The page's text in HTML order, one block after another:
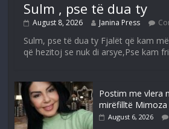
Sulm , pse të dua ty
August 8, 2026 Janina Press
Sulm, pse të dua ty Fjalët që kam
që hezitoj se nuk di arsye,Pse kam
Postim me vlera
mirëfilltë Mimoza
August 6, 2026